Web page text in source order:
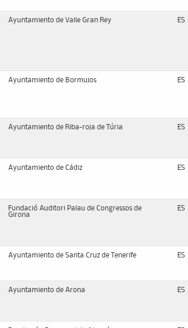
Ayuntamiento de Valle Gran Rey ES
Ayuntamiento de Bormujos ES
Ayuntamiento de Riba-roja de Túria ES
Ayuntamiento de Cádiz ES
Fundació Auditori Palau de Congressos de
Girona
ES
Ayuntamiento de Santa Cruz de Tenerife ES
Ayuntamiento de Arona ES